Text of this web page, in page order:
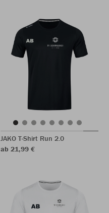
JAKO T-Shirt Run 2.0
ab 21,99 €